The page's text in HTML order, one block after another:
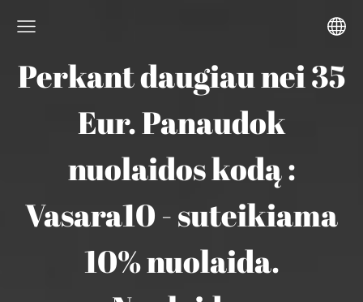
Perkant daugiau nei 35
Eur. Panaudok
nuolaidos kodą :
Vasara10 - suteikiama
10% nuolaida.